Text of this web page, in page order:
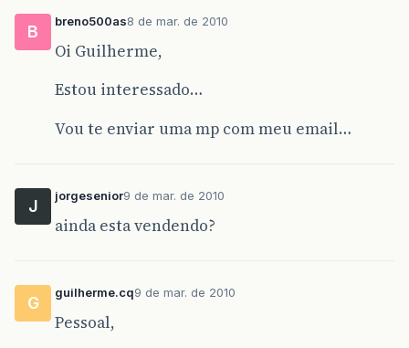
B
breno500as8 de mar. de 2010
Oi Guilherme,
Estou interessado…
Vou te enviar uma mp com meu email…
J
jorgesenior9 de mar. de 2010
ainda esta vendendo?
G
guilherme.cq9 de mar. de 2010
Pessoal,